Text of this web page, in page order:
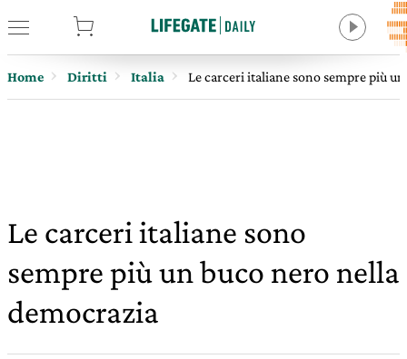
Home Diritti Italia Le carceri italiane sono sempre più
Le carceri italiane sono
sempre più un buco nero nella
democrazia